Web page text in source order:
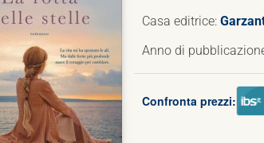
Casa editrice:
Anno di
Confronta prezzi: